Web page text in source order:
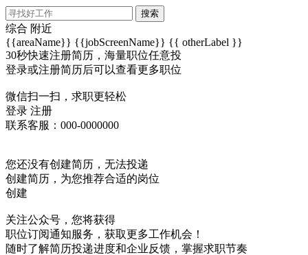
搜索
综合 附近
{{areaName}} {{jobScreenName}} {{ otherLabel }}
30秒快速注册简历，海量职位任意投
登录或注册简历后可以查看更多职位
微信扫一扫，求职更轻松
登录 注册
联系客服：000-0000000
您还没有创建简历，无法投递
创建简历，为您推荐合适的岗位
创建
关注公众号，您将获得
职位订阅通知服务，获取更多工作机会！
随时了解简历投递进度和企业反馈，掌握求职节奏